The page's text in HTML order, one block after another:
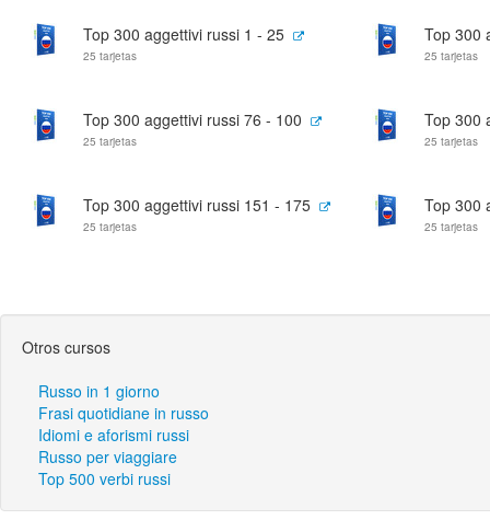
Top 300 aggettivi russi 1 - 25
25 tarjetas
Top 300
25 tarjetas
Top 300 aggettivi russi 76 - 100
25 tarjetas
Top 300
25 tarjetas
Top 300 aggettivi russi 151 - 175
25 tarjetas
Top 300
25 tarjetas
Otros cursos
Russo in 1 giorno
Frasi quotidiane in russo
Idiomi e aforismi russi
Russo per viaggiare
Top 500 verbi russi